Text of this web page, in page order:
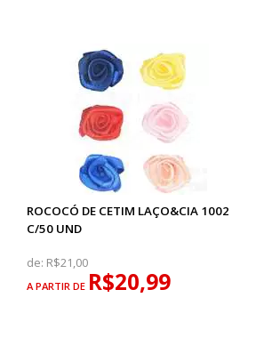
ROCOCÓ DE CETIM LAÇO&CIA 1002
C/50 UND
de: R$21,00
A PARTIR DE R$20,99